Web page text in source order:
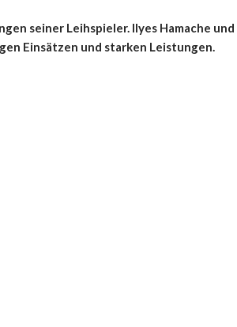
seiner Leihspieler. Ilyes Hamache und
Einsätzen und starken Leistungen.